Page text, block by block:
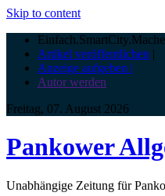
Skip to content
Artikel veröffentlichen |
Anzeige aufgeben |
Autor werden
Freitag, 07. August 2026
Pankower
Unabhängige Zeitung für